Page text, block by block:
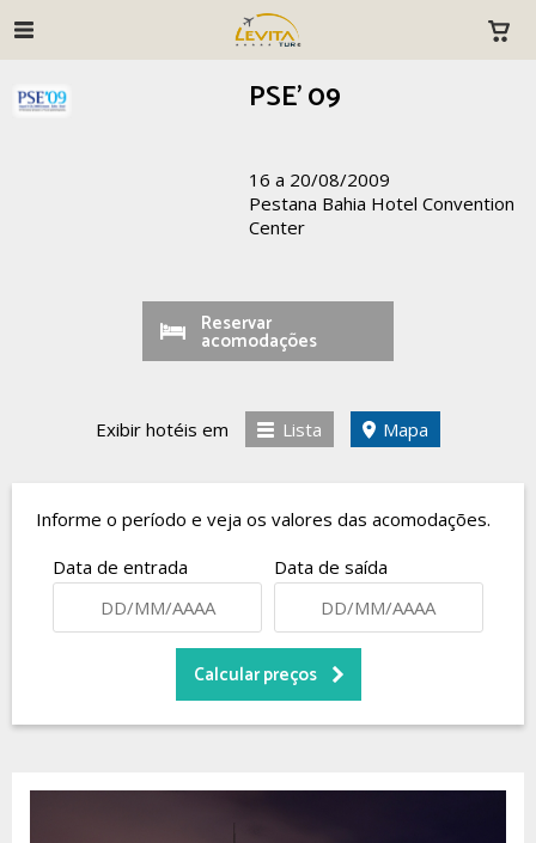
PSE' 09
16 a 20/08/2009
Pestana Bahia Hotel Convention
Center
Reservar
acomodações
Informe o período e veja os valores das acomodações.
Data de entrada
Data de saída
Exibir hotéis em Lista Mapa